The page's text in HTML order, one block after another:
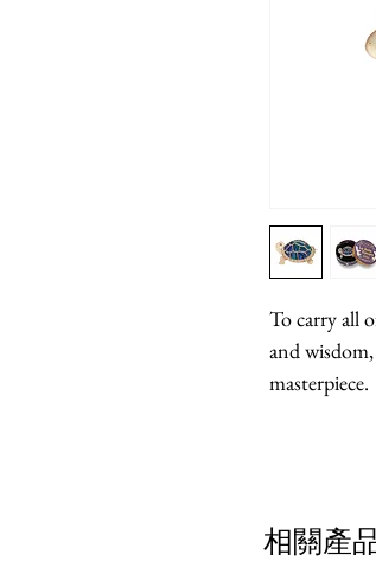
To carry all
and
masterpiece.
相關產